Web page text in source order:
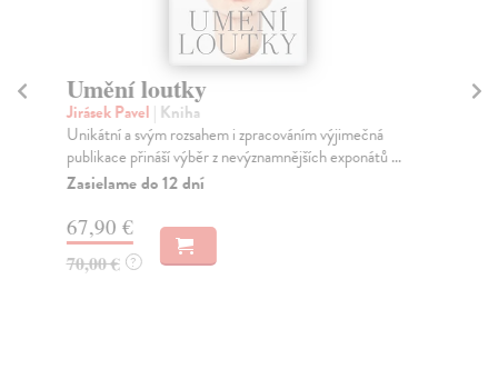
Umění loutky
Jirásek Pavel | Kniha
Unikátní a svým rozsahem i zpracováním výjimečná
publikace přináší výběr z nevýznamnějších exponátů ...
Zasielame do 12 dní
67,90 €
70,00 € ?